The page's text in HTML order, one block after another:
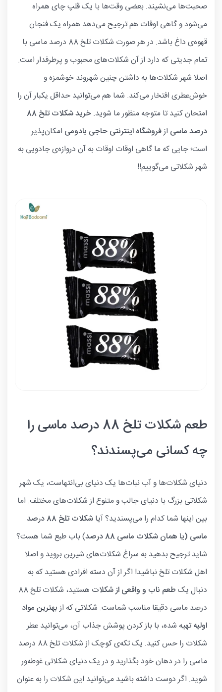
صحبت‌ها می‌نشیند. بعضی وقت‌ها با یک قلپ چای همراه
می‌شود و گاهی اوقات هم ترجیح می‌دهد همراه یک فنجان
قهوه‌ی داغ باشد. در هر صورت شکلات تلخ 88 درصد ماسی با
تمام جدیتی که دارد از آن شکلات‌های محبوب و پرطرفدار است.
اصلا شهر شکلات‌ها به داشتن چنین شهروند خوشمزه و
خوش‌عطری افتخار می‌کند. شما هم می‌توانید حداقل یکبار آن را
امتحان کنید تا متوجه منظور ما شوید.
خرید شکلات تلخ 88
درصد ماسی ازفروشگاه اینترنتی حاجی بادومی امکان‌پذیر
است؛ جایی که ما گاهی اوقات اوقات به آن دروازه‌ی جادویی به
شهر شکلاتی می‌گوییم!!
طعم شکلات تلخ 88 درصد ماسی را
چه کسانی می‌پسندند؟
دنیای شکلات‌ها و آب نبات‌ها یک دنیای بی‌انتهاست، یک شهر
شکلاتی بزرگ با دنیای جالب و متنوع از شکلات‌های مختلف. اما
بین اینها شما کدام را می‌پسندید؟ آیا
شکلات تلخ 88 درصد
ماسی (یا همان شکلات ماسی 88 درصد
) باب طبع شما هست؟
شاید ترجیح بدهید به سراغ شکلات‌های شیرین بروید و اصلا
اهل شکلات تلخ نباشید! اگر از آن دسته افرادی هستید که به
دنبال یکطعم ناب و واقعی از شکلات
هستید، شکلات تلخ 88
درصد ماسی دقیقا مناسب شماست. شکلاتی که ازبهترین مواد
اولیهتهیه شده، با باز کردن پوشش جذاب آن، می‌توانید عطر
شکلات را حس کنید. یک تکه‌ی کوچک از شکلات تلخ 88 درصد
ماسی را در دهان خود بگذارید و در یک دنیای شکلاتی غوطه‌ور
شوید. اگر دوست داشته باشید می‌توانید این شکلات را به عنوان